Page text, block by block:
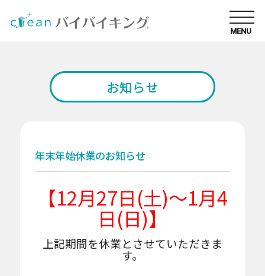
厳しい衛生管理が求められる環境に適したモデ
ル
MENU
お知らせ
年末年始休業のお知らせ
【12月27日(土)～1月4
日(日)】
上記期間を休業とさせていただきま
す。